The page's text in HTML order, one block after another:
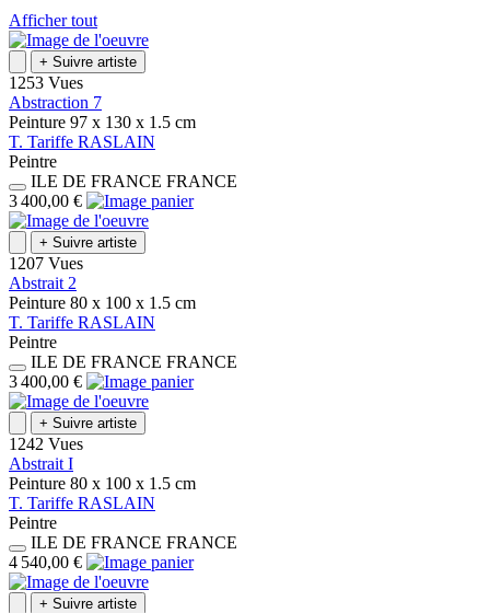
Afficher tout
+ Suivre artiste
1253 Vues
Abstraction 7
Peinture 97 x 130 x 1.5 cm
T. Tariffe RASLAIN
Peintre
ILE DE FRANCE FRANCE
3 400,00 €
+ Suivre artiste
1207 Vues
Abstrait 2
Peinture 80 x 100 x 1.5 cm
T. Tariffe RASLAIN
Peintre
ILE DE FRANCE FRANCE
3 400,00 €
+ Suivre artiste
1242 Vues
Abstrait I
Peinture 80 x 100 x 1.5 cm
T. Tariffe RASLAIN
Peintre
ILE DE FRANCE FRANCE
4 540,00 €
+ Suivre artiste